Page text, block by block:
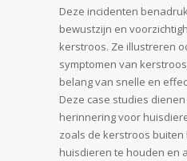
Deze incidenten
bewustzijn en
kerstroos. Ze illustreren
symptomen van
belang van snelle en
Deze case studies
herinnering voor
zoals de kerstroos
huisdieren te houden en